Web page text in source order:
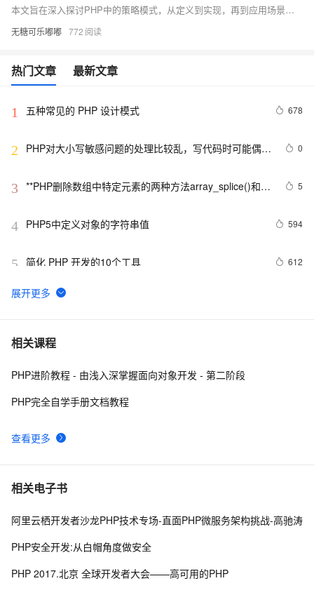
本文旨在深入探讨PHP中的策略模式，从定义到实现，再到应用场景，全面剖析其在PHP编程中的应用价值。策略模式作为一种行为型设计模式，允许在运行时根据不同情况选择不同的算法或行为，极大地提高了代码的灵活性和可维护性。通过实例分析，本文将展示如何在PHP项目中有效利用策略模式来解决实际问题，并提升代码质量。
无糖可乐嘟嘟 772
热门文章 最新文章
1 五种常见的 PHP 设计模式 678
2
PHP对大小写敏感问题的处理比较乱，写代码时可能偶尔
0
3 **PHP删除数组中特定元素的两种方法array_splice()和
5
4 PHP5中定义对象的字符串值 594
5 简化 PHP 开发的10个工具 612
6 PHP 接口
7 使用消息服务(MNS)订阅阿里云物联网平台设备消息PHP
8 PHP设计模式：单例模式
相关课程
查看更多
PHP进阶教程 - 由浅入深掌握面向对象开发 - 第二阶段
PHP完全自学手册文档教程
相关电子书
阿里云栖开发者沙龙PHP技术专场-直面PHP微服务架构挑战-高驰涛
PHP安全开发:从白帽角度做安全
PHP 2017.北京 全球开发者大会——高可用的PHP